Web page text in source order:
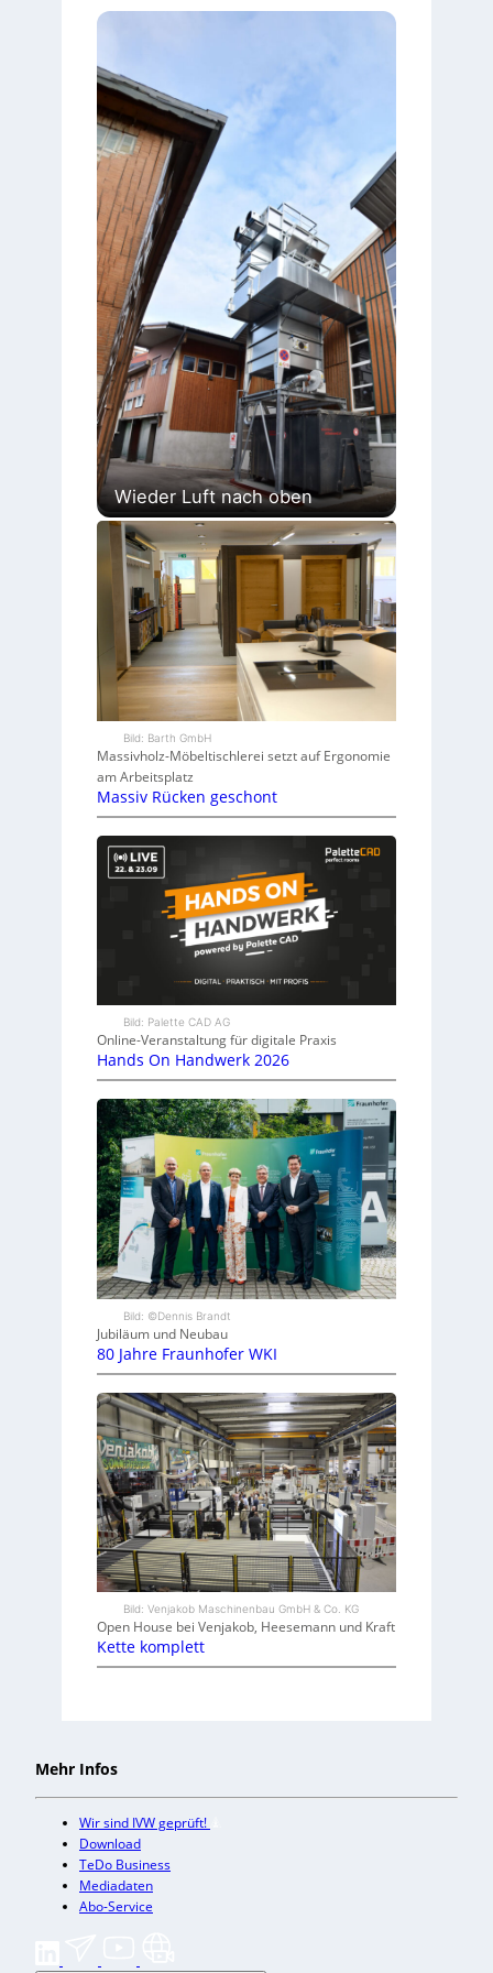
Wieder Luft nach oben
Bild: Barth GmbH
Massivholz-Möbeltischlerei setzt auf Ergonomie
am Arbeitsplatz
Massiv Rücken geschont
Bild: Palette CAD AG
Online-Veranstaltung für digitale Praxis
Hands On Handwerk 2026
Bild: ©Dennis Brandt
Jubiläum und Neubau
80 Jahre Fraunhofer WKI
Bild: Venjakob Maschinenbau GmbH & Co. KG
Open House bei Venjakob, Heesemann und Kraft
Kette komplett
Mehr Infos
Wir sind IVW geprüft!
Download
TeDo Business
Mediadaten
Abo-Service